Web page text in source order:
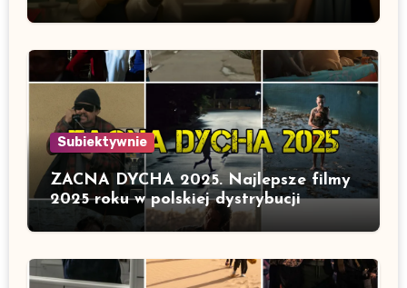
Subiektywnie
ZACNA DYCHA 2025. Najlepsze filmy
2025 roku w polskiej dystrybucji